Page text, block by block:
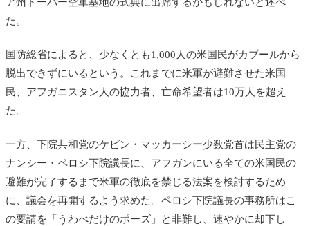
た。
国防総省によると、少なくとも1,000人の米国民がカブールから
脱出できずにいるという。これまでに米軍が避難させた米国
民、アフガニスタン人の協力者、亡命希望者は10万人を超え
た。
一方、下院共和党のケビン・マッカーシー少数党首は民主党の
ナンシー・ペロシ下院議長に、アフガンにいる全ての米国民の
避難が完了するまで米軍の徹底を禁じる法案を検討するため
に、議会を再開するよう求めた。ペロシ下院議長の事務所はこ
の要請を「うわべだけのポーズ」と非難し、速やかに却下し